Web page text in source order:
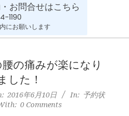
お問合せはこちら
1190
にお願いします
の痛みが楽になり
した！
2016年6月10日 In: 予約状
0 Comments